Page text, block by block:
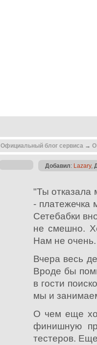
Официальный блог сервиса →О
Добавил: Lazary,
"Ты отказала
- платежечка
Сетебабки
не смешно.
Нам не
Вчера весь
Вроде бы
в гости
мы и
О чем еще
финишную
тестеров.